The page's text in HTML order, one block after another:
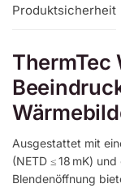
Produktsicherheit
ThermTec
Ausgestattet mit
(NETD ≤ 18 mK)
Blendenöffnung